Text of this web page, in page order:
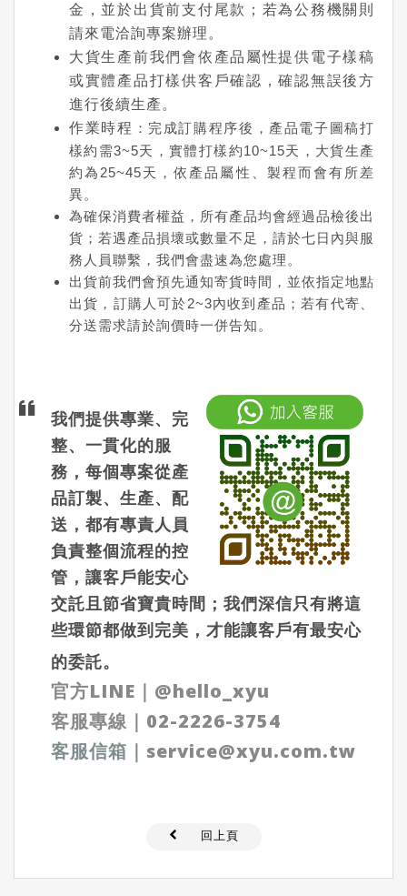
金，並於出貨前支付尾款；若為公務機關則
請來電洽詢專案辦理。
大貨生產前我們會依產品屬性提供電子樣稿
或實體產品打樣供客戶確認，確認無誤後方
進行後續生產。
作業時程 ：完成訂購程序後，產品電子圖稿打
樣約需3~5天，實體打樣約10~15天，大貨生產
約為25~45天，依產品屬性、製程而會有所差
異。
為確保消費者權益，所有產品均會經過品檢後出
貨；若遇產品損壞或數量不足，請於七日內與服
務人員聯繫，我們會盡速為您處理。
出貨前我們會預先通知寄貨時間，並依指定地點
出貨，訂購人可於2~3內收到產品；若有代寄、
分送需求請於詢價時一併告知。
我們提供專業、完
整、一貫化的服
務，每個專案從產
品訂製、生產、配
送，都有專責人員
負責整個流程的控
管，讓客戶能安心
交託且節省寶貴時間；我們深信只有將這
些環節都做到完美，才能讓客戶有最安心
的委託。
官方LINE ｜ @hello_xyu
客服專線｜ 02-2226-3754
客服信箱 ｜ service@xyu.com.tw
回上頁